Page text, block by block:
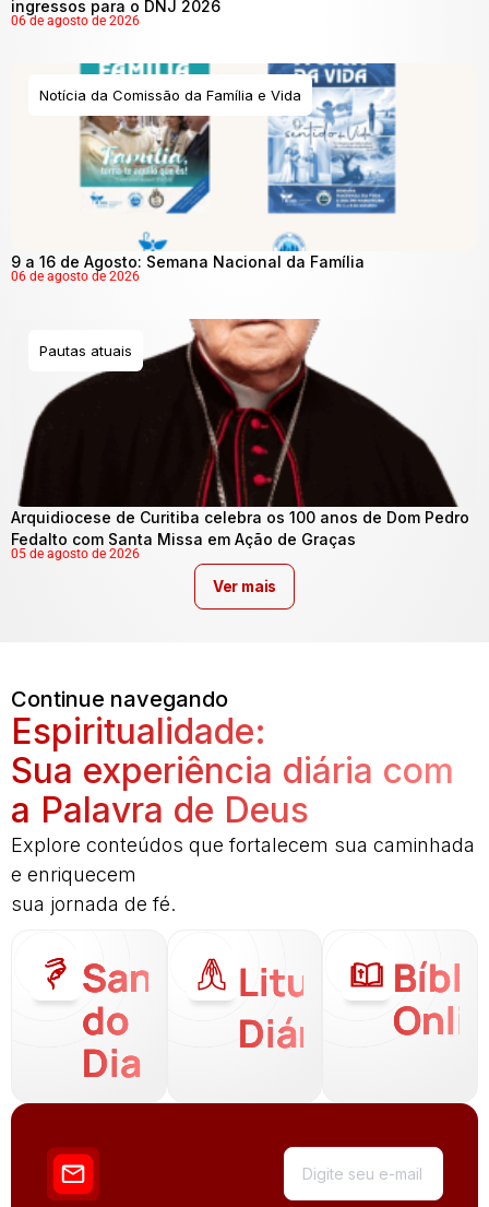
ingressos para o DNJ 2026
06 de agosto de 2026
Notícia da Comissão da Família e Vida
9 a 16 de Agosto: Semana Nacional da Família
06 de agosto de 2026
Pautas atuais
Arquidiocese de Curitiba celebra os 100 anos de Dom Pedro
Fedalto com Santa Missa em Ação de Graças
05 de agosto de 2026
Ver mais
Continue navegando
Espiritualidade:
Sua experiência diária com
a Palavra de Deus
Explore conteúdos que fortalecem sua caminhada
e enriquecem
sua jornada de fé.
Santo
do
Dia
Liturgia
Diária